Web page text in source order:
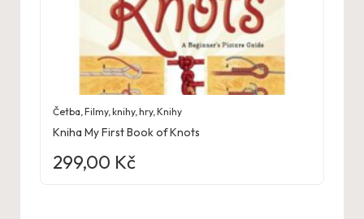
Četba ,Filmy, knihy, hry,Knihy
Kniha My First Book of Knots
299,00 Kč